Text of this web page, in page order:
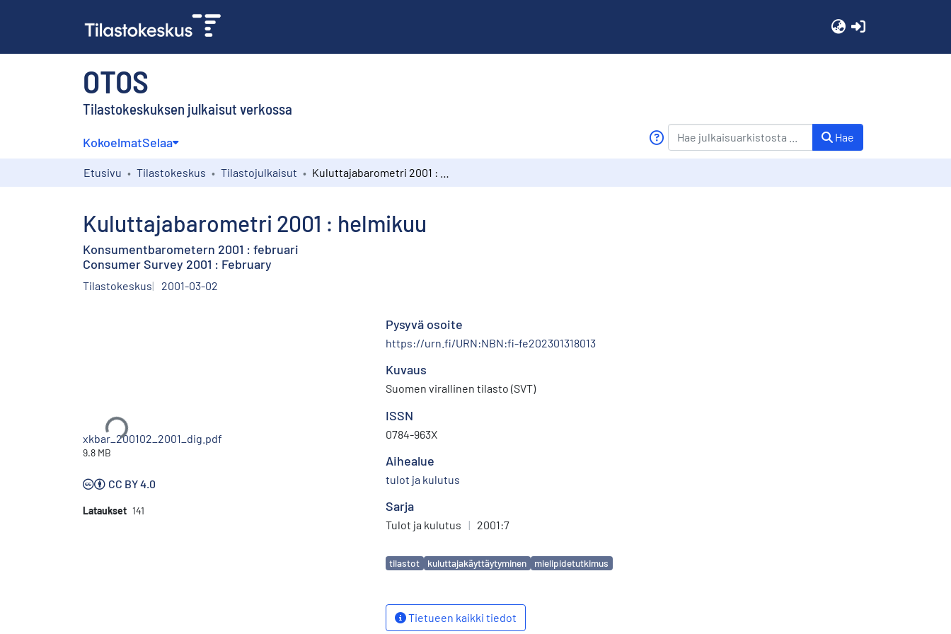
OTOS
Tilastokeskuksen julkaisut verkossa
KokoelmatSelaa Hae
Etusivu Tilastokeskus Tilastojulkaisut
Kuluttajabarometri 2001 : helmikuu
Konsumentbarometern 2001 : februari
Consumer Survey 2001 : February
Tilastokeskus 2001-03-02
Ladataan...
xkbar_200102_2001_dig.pdf
9.8 MB
CC BY 4.0
Lataukset 141
Pysyvä osoite
https://urn.fi/URN:NBN:fi-fe202301318013
Kuvaus
Suomen virallinen tilasto (SVT)
ISSN
0784-963X
Aihealue
tulot ja kulutus
Sarja
Tulot ja kulutus | 2001:7
Avainsanat
tilastot kuluttajakäyttäytyminen mielipidetutkimus
Tietueen kaikki tiedot